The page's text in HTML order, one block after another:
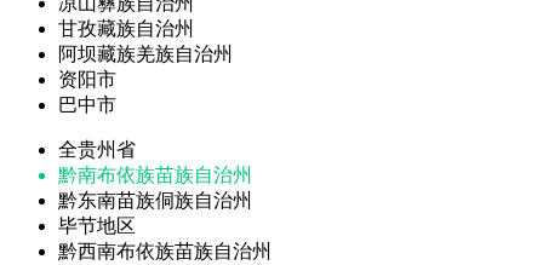
甘孜藏族自治州
阿坝藏族羌族自治州
资阳市
巴中市
全贵州省
黔南布依族苗族自治州
黔东南苗族侗族自治州
毕节地区
黔西南布依族苗族自治州